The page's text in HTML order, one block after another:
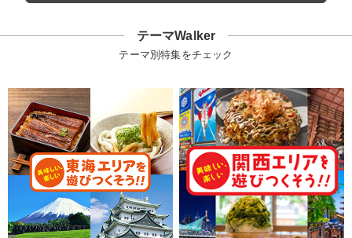
テーマWalker
テーマ別特集をチェック